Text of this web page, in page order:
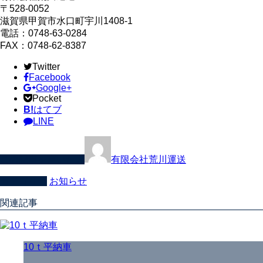
〒528-0052
滋賀県甲賀市水口町宇川1408-1
電話：0748-63-0284
FAX：0748-62-8387
Twitter
Facebook
Google+
Pocket
B!はてブ
LINE
有限会社荒川運送
お知らせ
関連記事
10ｔ平納車